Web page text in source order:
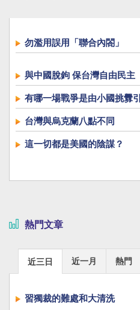
勿濫用誤用「聯合內閤」
與中國脫鉤 保台灣自由民主
有哪一場戰爭是由小國挑釁
台灣與烏克蘭八點不同
這一切都是美國的陰謀？
熱門文章
近三日 近一月 熱門
習獨裁的難處和大清洗